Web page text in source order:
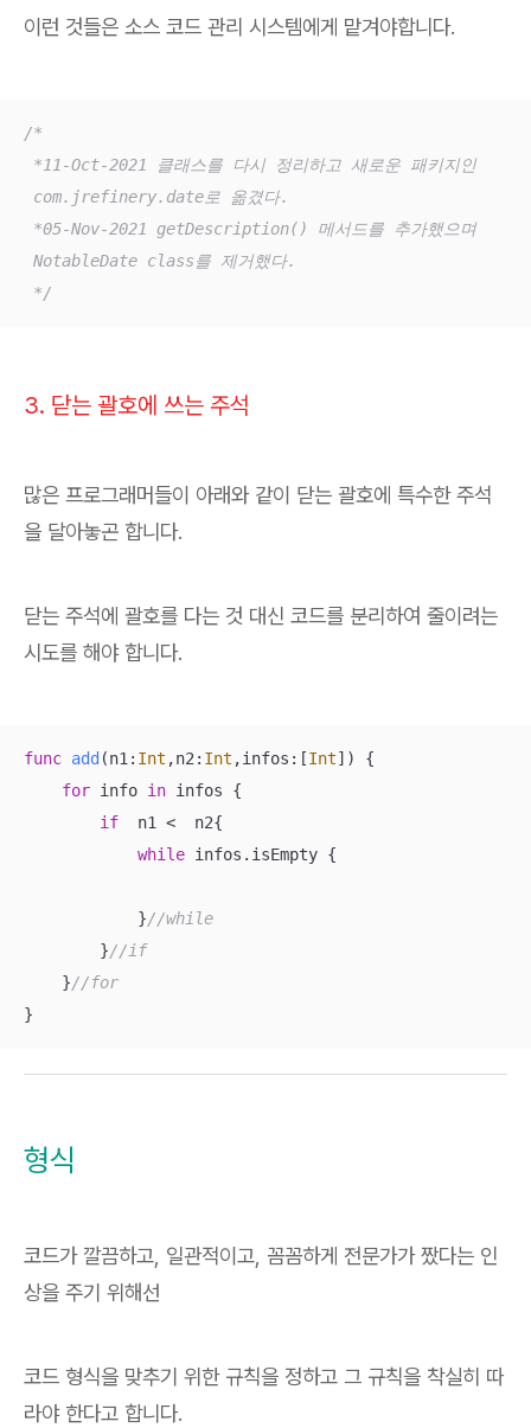
이런 것들은 소스 코드 관리 시스템에게 맡겨야합니다.
/*
*11-Oct-2021 클래스를 다시 정리하고 새로운 패키지인
com.jrefinery.date로 옮겼다.
*05-Nov-2021 getDescription() 메서드를 추가했으며
NotableDate class를 제거했다.
*/
3. 닫는 괄호에 쓰는 주석
많은 프로그래머들이 아래와 같이 닫는 괄호에 특수한 주석
을 달아놓곤 합니다.
닫는 주석에 괄호를 다는 것 대신 코드를 분리하여 줄이려는
시도를 해야 합니다.
func add(n1 : Int ,n2 : Int ,infos :[Int])
{
for info in infos {
if
  n1
<
  n2{
while infos.isEmpty {
            }
//while
        }
//if
    }
//for
}
형식
코드가 깔끔하고, 일관적이고, 꼼꼼하게 전문가가 짰다는 인
상을 주기 위해선
코드 형식을 맞추기 위한 규칙을 정하고 그 규칙을 착실히 따
라야 한다고 합니다.